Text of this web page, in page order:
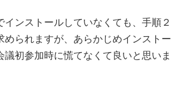
ンストールしていなくても、手順２
められますが、あらかじめインストー
議初参加時に慌てなくて良いと思いま